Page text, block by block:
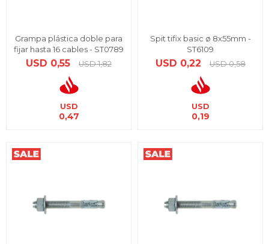
Grampa plástica doble para
fijar hasta 16 cables - ST0789
USD 0,55 USD 1,82
USD
0,47
Spit tifix basic ø 8x55mm -
ST6109
USD 0,22 USD 0,58
USD
0,19